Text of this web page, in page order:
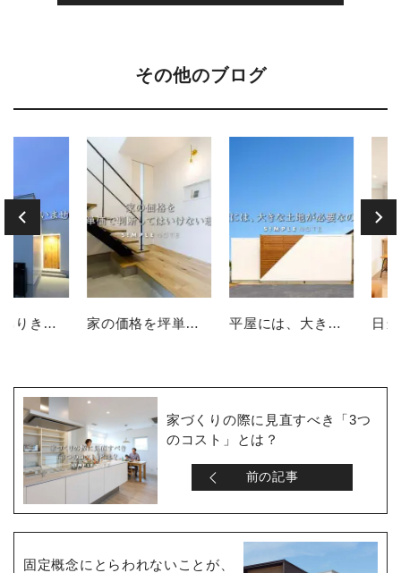
その他のブログ
２階建てありきで家を考えていませんか？ 家の価格を坪単価で判断してはいけない理由 平屋には、大きな土地が必要なのか？
家づくりの際に見直すべき「3つ
のコスト」とは？
前の記事
固定概念にとらわれないことが、